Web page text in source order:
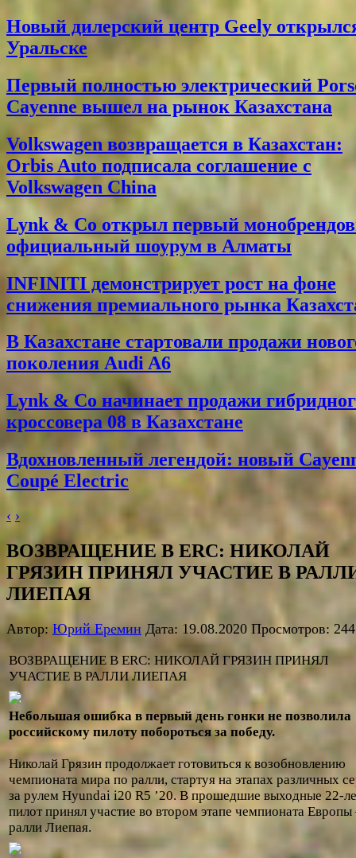
Новый дилерский центр Geely
Уральске
Первый полностью электрический
Cayenne вышел на рынок Казахстана
Volkswagen возвращается в Казахстан:
Orbis Auto подписала соглашение с
Volkswagen China
Lynk & Co открыл первый
официальный шоурум в Алматы
INFINITI демонстрирует рост на фоне
снижения премиального рынка
В Казахстане стартовали продажи
поколения Audi A6
Lynk & Co начинает продажи
кроссовера 08 в Казахстане
Вдохновленный легендой: новый
Coupé Electric
‹ ›
ВОЗВРАЩЕНИЕ В ERC: НИКОЛАЙ
ГРЯЗИН ПРИНЯЛ УЧАСТИЕ В
ЛИЕПАЯ
Автор: Юрий Еремин Дата: 19.08.2020 Просмотров:
ВОЗВРАЩЕНИЕ В ERC: НИКОЛАЙ ГРЯЗИН ПРИНЯЛ
УЧАСТИЕ В РАЛЛИ ЛИЕПАЯ
Небольшая ошибка в первый день гонки не позволила
российскому пилоту побороться за победу.
Николай Грязин продолжает готовиться к возобновлению
чемпионата мира по ралли, стартуя на этапах различных
за рулем Hyundai i20 R5 ’20. В прошедшие выходные 22-
пилот принял участие во втором этапе чемпионата Европы
ралли Лиепая.